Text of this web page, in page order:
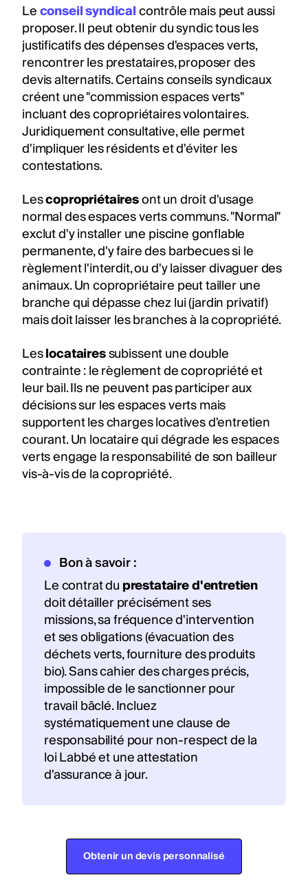
Leconseil syndicalcontrôle mais peut aussi
proposer. Il peut obtenir du syndic tous les
justificatifs des dépenses d'espaces verts,
rencontrer les prestataires, proposer des
devis alternatifs. Certains conseils syndicaux
créent une "commission espaces verts"
incluant des copropriétaires volontaires.
Juridiquement consultative, elle permet
d'impliquer les résidents et d'éviter les
contestations.
Lescopropriétairesont un droit d'usage
normal des espaces verts communs. "Normal"
exclut d'y installer une piscine gonflable
permanente, d'y faire des barbecues si le
règlement l'interdit, ou d'y laisser divaguer des
animaux. Un copropriétaire peut tailler une
branche qui dépasse chez lui (jardin privatif)
mais doit laisser les branches à la copropriété.
Leslocatairessubissent une double
contrainte : le règlement de copropriété et
leur bail. Ils ne peuvent pas participer aux
décisions sur les espaces verts mais
supportent les charges locatives d'entretien
courant. Un locataire qui dégrade les espaces
verts engage la responsabilité de son bailleur
vis-à-vis de la copropriété.
Bon à savoir :
Le contrat duprestataire d'entretien
doit détailler précisément ses
missions, sa fréquence d'intervention
et ses obligations (évacuation des
déchets verts, fourniture des produits
bio). Sans cahier des charges précis,
impossible de le sanctionner pour
travail bâclé. Incluez
systématiquement une clause de
responsabilité pour non-respect de la
loi Labbé et une attestation
d'assurance à jour.
Obtenir un devis personnalisé